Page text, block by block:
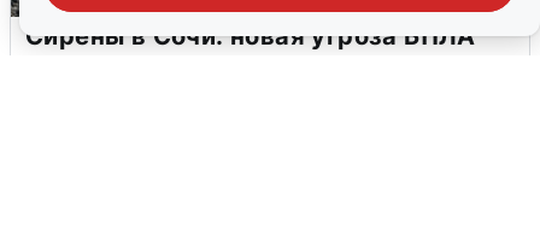
Сирены в Сочи: новая угроза БПЛА